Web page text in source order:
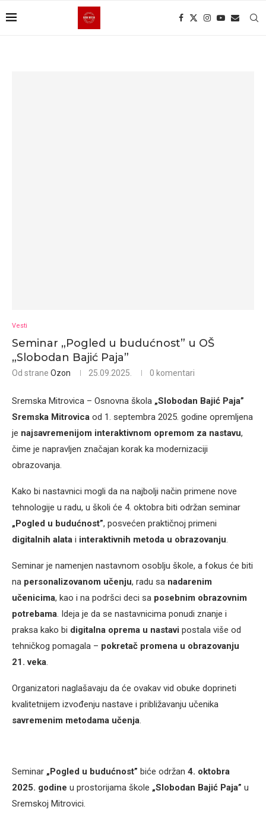
Vesti
Seminar „Pogled u budućnost” u OŠ
„Slobodan Bajić Paja”
Od strane Ozon 25.09.2025. 0 komentari
Sremska Mitrovica – Osnovna škola „Slobodan Bajić Paja”
Sremska Mitrovica od 1. septembra 2025. godine opremljena
je najsavremenijom interaktivnom opremom za nastavu,
čime je napravljen značajan korak ka modernizaciji
obrazovanja.
Kako bi nastavnici mogli da na najbolji način primene nove
tehnologije u radu, u školi će 4. oktobra biti održan seminar
„Pogled u budućnost”, posvećen praktičnoj primeni
digitalnih alata i interaktivnih metoda u obrazovanju.
Seminar je namenjen nastavnom osoblju škole, a fokus će biti
na personalizovanom učenju, radu sa nadarenim
učenicima, kao i na podršci deci sa posebnim obrazovnim
potrebama. Ideja je da se nastavnicima ponudi znanje i
praksa kako bi digitalna oprema u nastavi postala više od
tehničkog pomagala – pokretač promena u obrazovanju
21. veka.
Organizatori naglašavaju da će ovakav vid obuke doprineti
kvalitetnijem izvođenju nastave i približavanju učenika
savremenim metodama učenja.
Seminar „Pogled u budućnost” biće održan 4. oktobra
2025. godine u prostorijama škole „Slobodan Bajić Paja” u
Sremskoj Mitrovici.